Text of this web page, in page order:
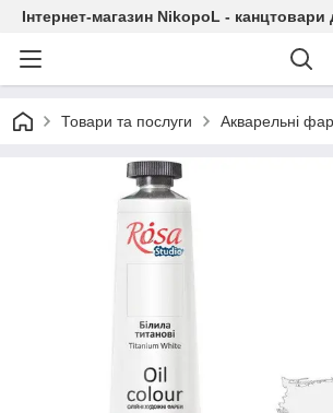
Інтернет-магазин NikopoL - канцтовари
Товари та послуги Акварельні